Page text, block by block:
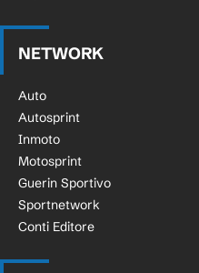
NETWORK
Auto
Autosprint
Inmoto
Motosprint
Guerin Sportivo
Sportnetwork
Conti Editore